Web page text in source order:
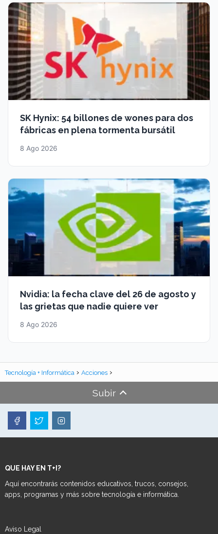
SK Hynix: 54 billones de wones para dos
fábricas en plena tormenta bursátil
8 Ago 2026
Nvidia: la fecha clave del 26 de agosto y
las grietas que nadie quiere ver
8 Ago 2026
Tecnología + Informática Acciones
Subir
QUE HAY EN T+I?
Aquí encontrarás contenidos educativos, trucos, consejos,
apps, programas y más sobre tecnología e informática.
Aviso Legal